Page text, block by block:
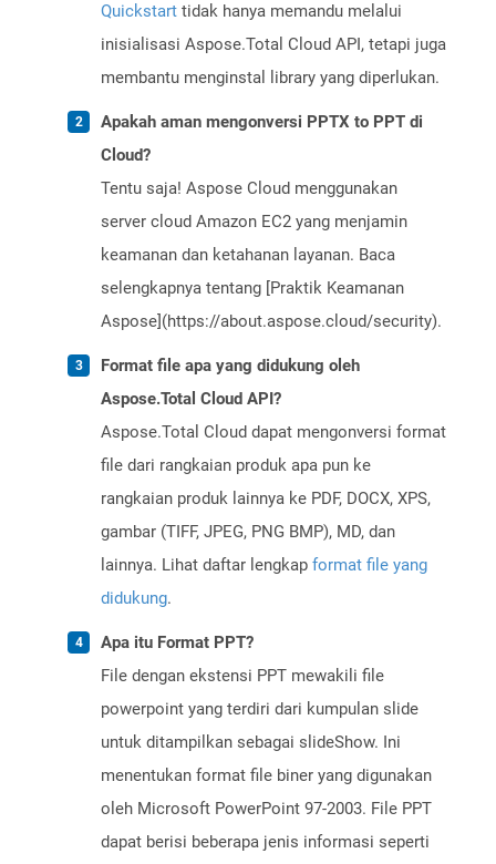
Quickstart tidak hanya memandu melalui
inisialisasi Aspose.Total Cloud API, tetapi juga
membantu menginstal library yang diperlukan.
Apakah aman mengonversi PPTX to PPT di
Cloud?
Tentu saja! Aspose Cloud menggunakan
server cloud Amazon EC2 yang menjamin
keamanan dan ketahanan layanan. Baca
selengkapnya tentang [Praktik Keamanan
Aspose](https://about.aspose.cloud/security).
Format file apa yang didukung oleh
Aspose.Total Cloud API?
Aspose.Total Cloud dapat mengonversi format
file dari rangkaian produk apa pun ke
rangkaian produk lainnya ke PDF, DOCX, XPS,
gambar (TIFF, JPEG, PNG BMP), MD, dan
lainnya. Lihat daftar lengkap format file yang
didukung.
Apa itu Format PPT?
File dengan ekstensi PPT mewakili file
powerpoint yang terdiri dari kumpulan slide
untuk ditampilkan sebagai slideShow. Ini
menentukan format file biner yang digunakan
oleh Microsoft PowerPoint 97-2003. File PPT
dapat berisi beberapa jenis informasi seperti